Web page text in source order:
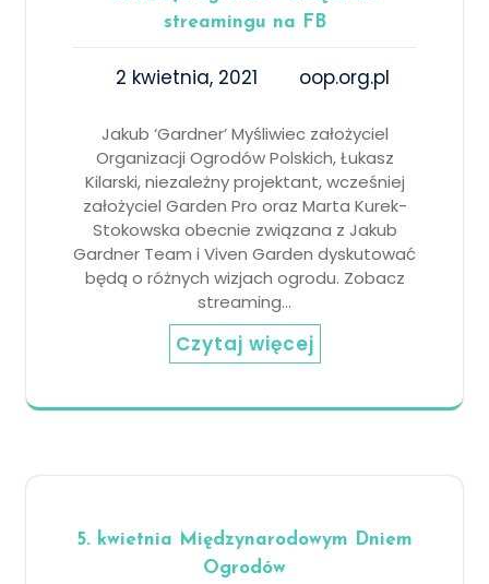
streamingu na FB
2 kwietnia, 2021 oop.org.pl
Jakub ‘Gardner’ Myśliwiec założyciel
Organizacji Ogrodów Polskich, Łukasz
Kilarski, niezależny projektant, wcześniej
założyciel Garden Pro oraz Marta Kurek-
Stokowska obecnie związana z Jakub
Gardner Team i Viven Garden dyskutować
będą o różnych wizjach ogrodu. Zobacz
streaming…
Czytaj więcej
5. kwietnia Międzynarodowym Dniem
Ogrodów